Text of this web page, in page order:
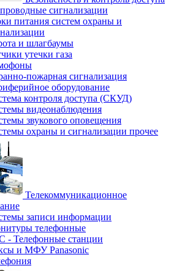
сигнализации
питания систем охраны и
и шлагбаумы
утечки газа
пожарная сигнализация
оборудование
контроля доступа (СКУД)
видеонаблюдения
звукового оповещения
охраны и сигнализации прочее
Телекоммуникационное
записи информации
телефонные
- Телефонные станции
и МФУ Panasonic